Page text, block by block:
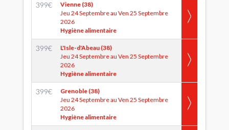
399€
Vienne (38)
Jeu 24 Septembre au Ven 25 Septembre
2026
Hygiène alimentaire
399€
L'Isle-d'Abeau (38)
Jeu 24 Septembre au Ven 25 Septembre
2026
Hygiène alimentaire
399€
Grenoble (38)
Jeu 24 Septembre au Ven 25 Septembre
2026
Hygiène alimentaire